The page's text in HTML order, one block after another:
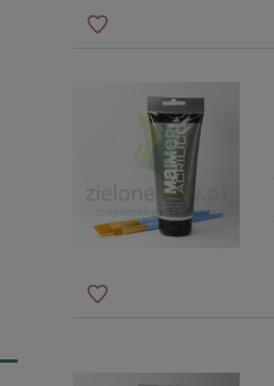
arkusze z motywami morskimi
Cena regularna: 36,90 zł
do koszyka